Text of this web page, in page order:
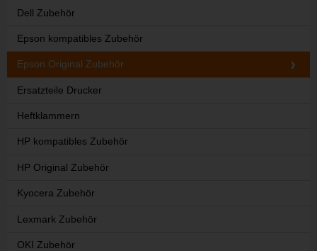
Dell Zubehör
Epson kompatibles Zubehör
Epson Original Zubehör
Ersatzteile Drucker
Heftklammern
HP kompatibles Zubehör
HP Original Zubehör
Kyocera Zubehör
Lexmark Zubehör
OKI Zubehör